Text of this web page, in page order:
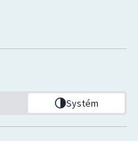
Systém